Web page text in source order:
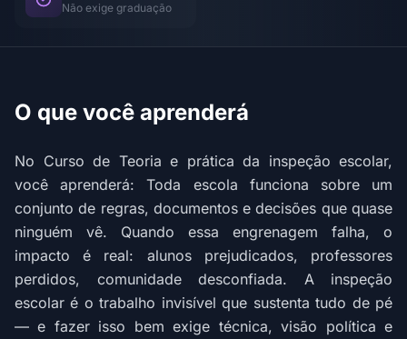
Não exige graduação
O que você aprenderá
No Curso de Teoria e prática da inspeção escolar,
você aprenderá: Toda escola funciona sobre um
conjunto de regras, documentos e decisões que quase
ninguém vê. Quando essa engrenagem falha, o
impacto é real: alunos prejudicados, professores
perdidos, comunidade desconfiada. A inspeção
escolar é o trabalho invisível que sustenta tudo de pé
— e fazer isso bem exige técnica, visão política e